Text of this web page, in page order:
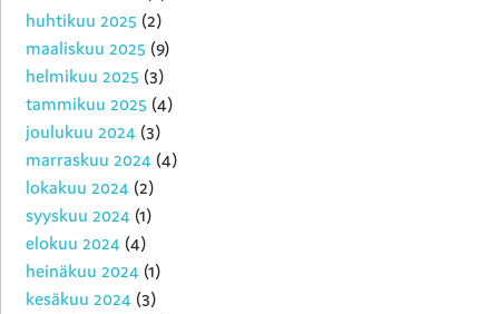
huhtikuu 2025 (2)
maaliskuu 2025 (9)
helmikuu 2025 (3)
tammikuu 2025 (4)
joulukuu 2024 (3)
marraskuu 2024 (4)
lokakuu 2024 (2)
syyskuu 2024 (1)
elokuu 2024 (4)
heinäkuu 2024 (1)
kesäkuu 2024 (3)